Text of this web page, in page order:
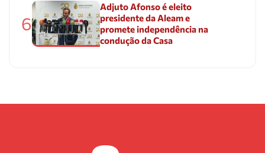
6
Adjuto Afonso é eleito
presidente da Aleam e
promete independência na
condução da Casa